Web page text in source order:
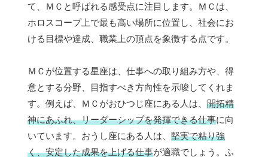
て、ＭＣと呼ばれる感受点に注目します。ＭＣは、
ホロスコープ上で最も高い場所に位置し、社会にお
ける目標や達成、職業上の頂点を象徴する点です。
ＭＣが位置する星座は、仕事への取り組み方や、得
意とする分野、目指すべき方向性を示唆してくれま
す。例えば、ＭＣがおひつじ座にある人は、 開拓精
神にあふれ、リーダーシップを発揮できる仕事に向
いています。おうし座にある人は、 堅実で粘り強
く、安定した成果を上げる仕事が適職でしょう。ふ